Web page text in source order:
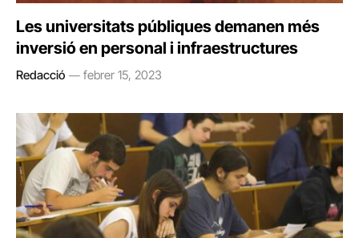
Les universitats públiques demanen més
inversió en personal i infraestructures
Redacció febrer 15, 2023